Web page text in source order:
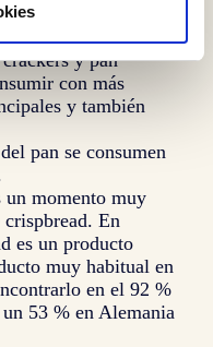
en los países
En el sur de Europa
y pan
con más
y también
pan se consumen
un momento muy
En
es un producto
muy habitual en
en el 92 %
53 % en Alemania